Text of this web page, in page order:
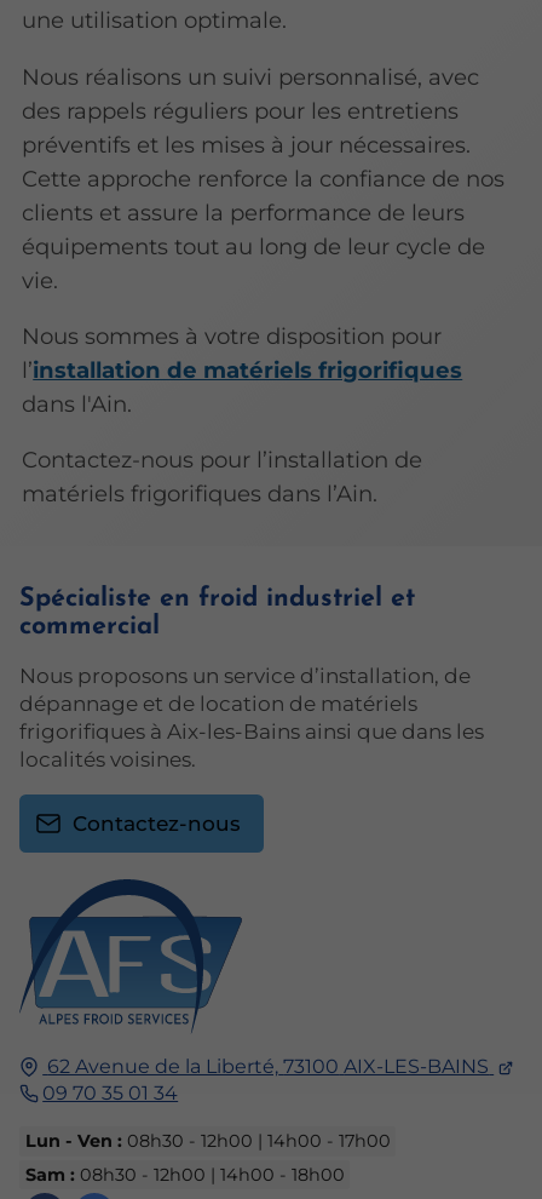
une utilisation optimale.
Nous réalisons un suivi personnalisé, avec
des rappels réguliers pour les entretiens
préventifs et les mises à jour nécessaires.
Cette approche renforce la confiance de nos
clients et assure la performance de leurs
équipements tout au long de leur cycle de
vie.
Nous sommes à votre disposition pour
l’installation de matériels frigorifiques
dans l'Ain.
Contactez-nous pour l’installation de
matériels frigorifiques dans l’Ain.
62 Avenue de la Liberté, 73100 AIX-LES-BAINS
09 70 35 01 34
Lun - Ven : 08h30 - 12h00 | 14h00 - 17h00
Sam : 08h30 - 12h00 | 14h00 - 18h00
Spécialiste en froid industriel et
commercial
Nous proposons un service d’installation, de
dépannage et de location de matériels
frigorifiques à Aix-les-Bains ainsi que dans les
localités voisines.
Contactez-nous